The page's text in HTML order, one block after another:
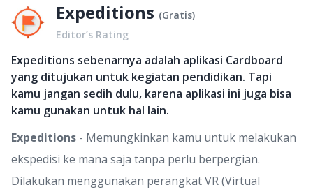
Expeditions (Gratis)
Editor’s Rating
Expeditions sebenarnya adalah aplikasi Cardboard
yang ditujukan untuk kegiatan pendidikan. Tapi
kamu jangan sedih dulu, karena aplikasi ini juga bisa
kamu gunakan untuk hal lain.
Expeditions - Memungkinkan kamu untuk melakukan
ekspedisi ke mana saja tanpa perlu berpergian.
Dilakukan menggunakan perangkat VR (Virtual